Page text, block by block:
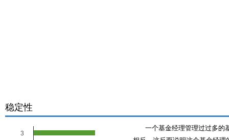
稳定性
3
一个基金经理管理过过多的